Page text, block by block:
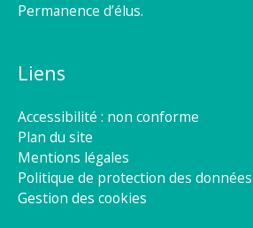
Permanence d’élus.
Liens
Accessibilité : non conforme
Plan du site
Mentions légales
Politique de protection des données
Gestion des cookies